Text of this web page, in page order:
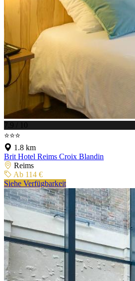
7.9 / 10
⭐⭐⭐
1.8 km
Brit Hotel Reims Croix Blandin
Reims
Ab 114 €
Siehe Verfügbarkeit